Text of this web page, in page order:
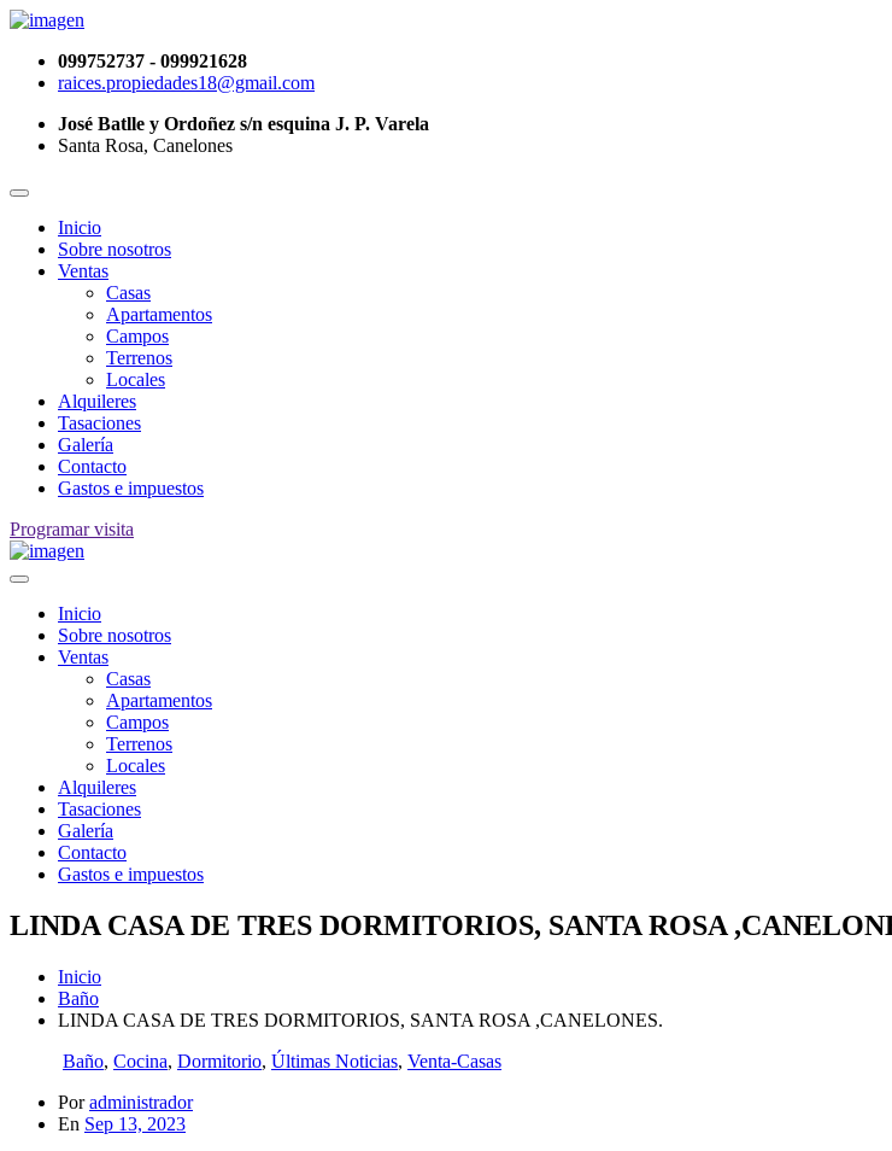
099752737 - 099921628
raices.propiedades18@gmail.com
José Batlle y Ordoñez s/n esquina J. P. Varela
Santa Rosa, Canelones
Inicio
Sobre nosotros
Ventas
Casas
Apartamentos
Campos
Terrenos
Locales
Alquileres
Tasaciones
Galería
Contacto
Gastos e impuestos
Programar visita
Inicio
Sobre nosotros
Ventas
Casas
Apartamentos
Campos
Terrenos
Locales
Alquileres
Tasaciones
Galería
Contacto
Gastos e impuestos
LINDA CASA DE TRES DORMITORIOS, SANTA ROSA
Inicio
Baño
LINDA CASA DE TRES DORMITORIOS, SANTA ROSA ,CANELONES.
Baño, Cocina, Dormitorio, Últimas Noticias, Venta-Casas
Poradministrador
En Sep 13, 2023